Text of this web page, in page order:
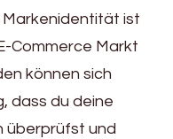
Markenidentität ist
Commerce Markt
können sich
dass du deine
überprüfst und